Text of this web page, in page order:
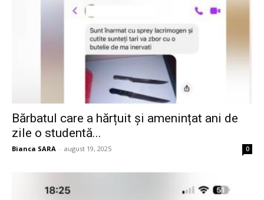
Bărbatul care a hărțuit și amenințat ani de
zile o studentă...
Bianca SARA - august 19, 2025 0